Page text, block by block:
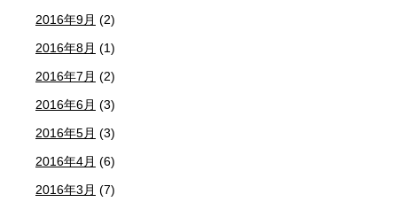
2016年9月 (2)
2016年8月 (1)
2016年7月 (2)
2016年6月 (3)
2016年5月 (3)
2016年4月 (6)
2016年3月 (7)